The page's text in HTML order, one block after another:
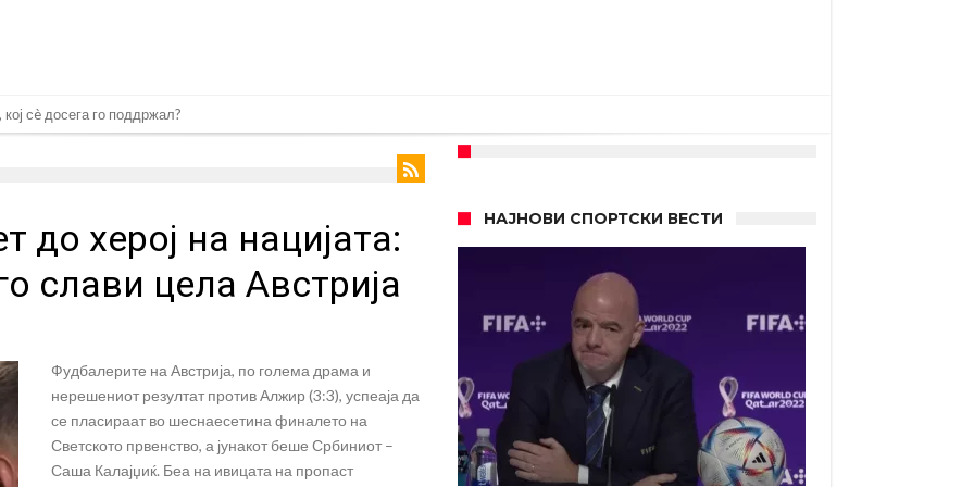
сè досега го поддржал?
разнесам Меси со четири бомби“
евра, но не го затвора паричникот – ќе има уште засилувања!
да ја отвори касата, дали има 100.000.000 евра за да ги задоволи Германците?
од планетата најдобро покажува кој е и што е Лука Модриќ
Сен Жермен
еден услов
ќе постигнат договор за Баркола
до Манчестер Сити за Родри
на Родри, и тоа во голем ривал!
до херој на нацијата:
слави цела Австрија
Фудбалерите на Австрија, по голема драма и
нерешениот резултат против Алжир (3:3), успеаја да
се пласираат во шеснаесетина финалето на
Светското првенство, а јунакот беше Србиниот –
Саша Калајџиќ. Беа на ивицата на пропаст
НАЈНОВИ СПОРТСКИ ВЕСТИ